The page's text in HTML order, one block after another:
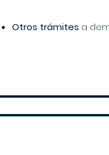
Otros trámites a